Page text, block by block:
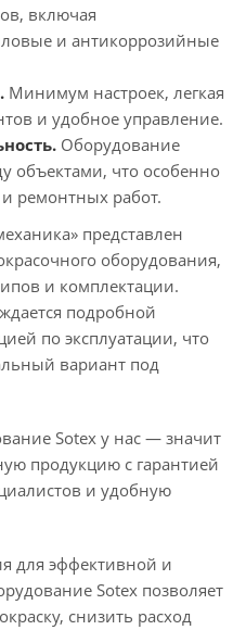
включая
и антикоррозийные
Минимум настроек, легкая
и удобное управление.
Оборудование
объектами, что особенно
ремонтных работ.
представлен
оборудования,
и комплектации.
подробной
по эксплуатации, что
вариант под
Sotex у нас — значит
продукцию с гарантией
и удобную
для эффективной и
Sotex позволяет
снизить расход